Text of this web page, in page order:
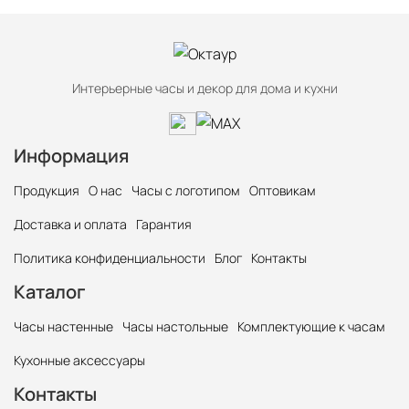
Интерьерные часы и декор для дома и кухни
Информация
Продукция О нас Часы с логотипом Оптовикам
Доставка и оплата
Гарантия
Политика конфиденциальности
Блог Контакты
Каталог
Часы настенные Часы настольные Комплектующие к часам
Кухонные аксессуары
Контакты